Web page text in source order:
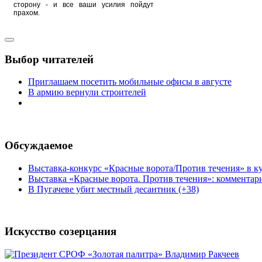
сторону - и все ваши усилия пойдут
прахом.
Выбор читателей
Приглашаем посетить мобильные офисы в августе
В армию вернули строителей
Обсуждаемое
Выставка-конкурс «Красные ворота/Против течения» в
Выставка «Красные ворота. Против течения»:
В Пугачеве убит местный десантник (+38)
Искусство созерцания